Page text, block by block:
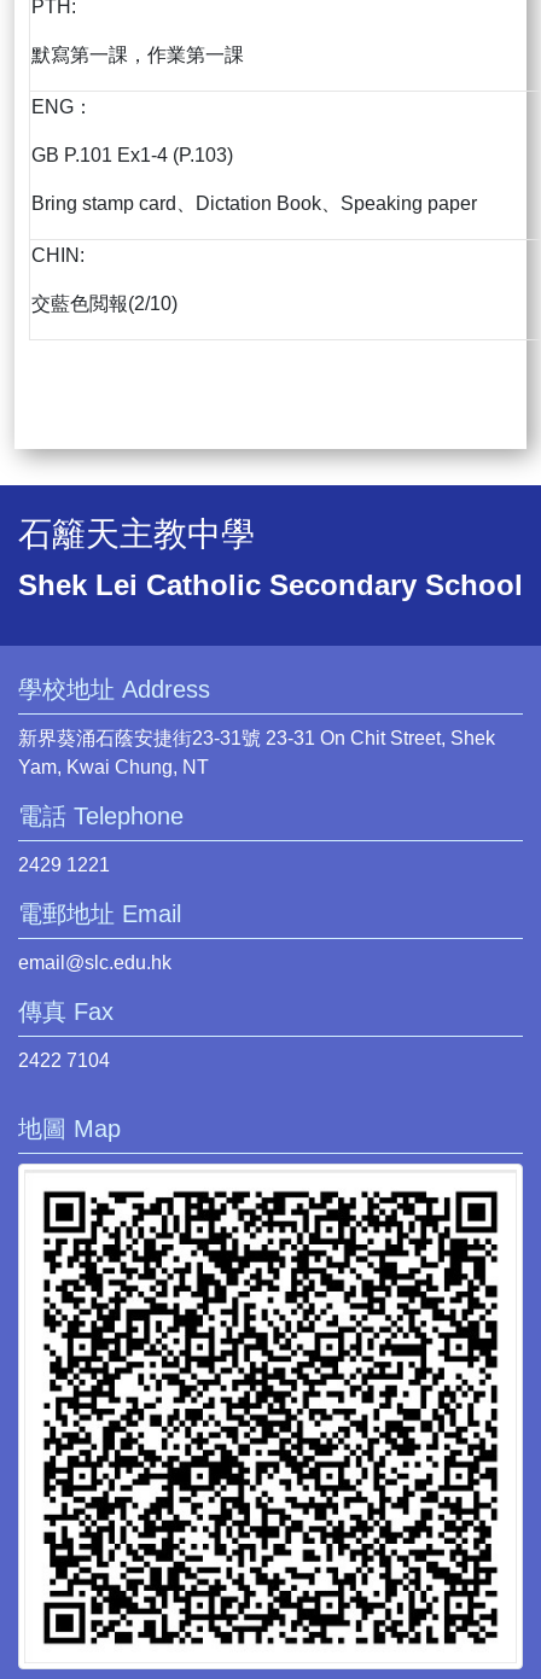
PTH:
默寫第一課，作業第一課
ENG：
GB P.101 Ex1-4 (P.103)
Bring stamp card、Dictation Book、Speaking paper
CHIN:
交藍色閲報(2/10)
石籬天主教中學
Shek Lei Catholic Secondary School
學校地址 Address
新界葵涌石蔭安捷街23-31號 23-31 On Chit Street, Shek
Yam, Kwai Chung, NT
電話 Telephone
2429 1221
電郵地址 Email
email@slc.edu.hk
傳真 Fax
2422 7104
地圖 Map